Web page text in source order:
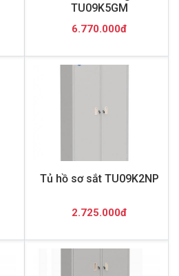
TU09K5GM
6.770.000đ
Tủ hồ sơ sắt TU09K2NP
2.725.000đ